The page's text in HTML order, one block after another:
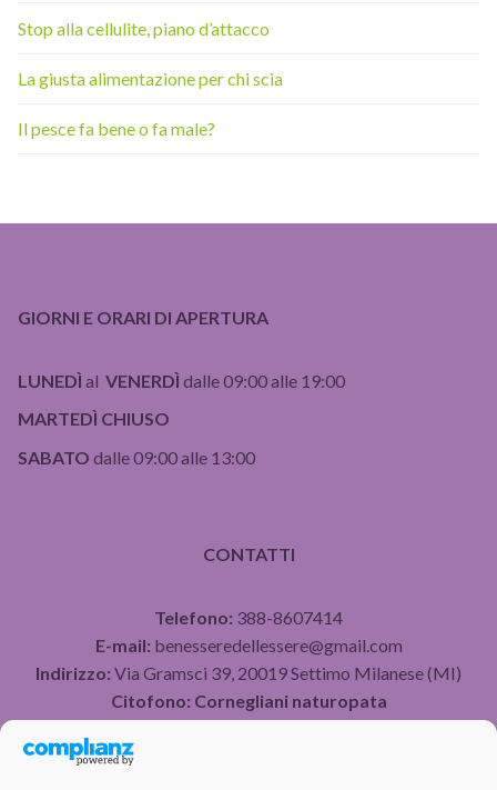
Stop alla cellulite, piano d’attacco
La giusta alimentazione per chi scia
Il pesce fa bene o fa male?
GIORNI E ORARI DI APERTURA
LUNEDÌ al VENERDÌ dalle 09:00 alle 19:00
MARTEDÌ CHIUSO
SABATO dalle 09:00 alle 13:00
CONTATTI
Telefono: 388-8607414
E-mail: benesseredellessere@gmail.com
Indirizzo: Via Gramsci 39, 20019 Settimo Milanese (MI)
Citofono: Cornegliani naturopata